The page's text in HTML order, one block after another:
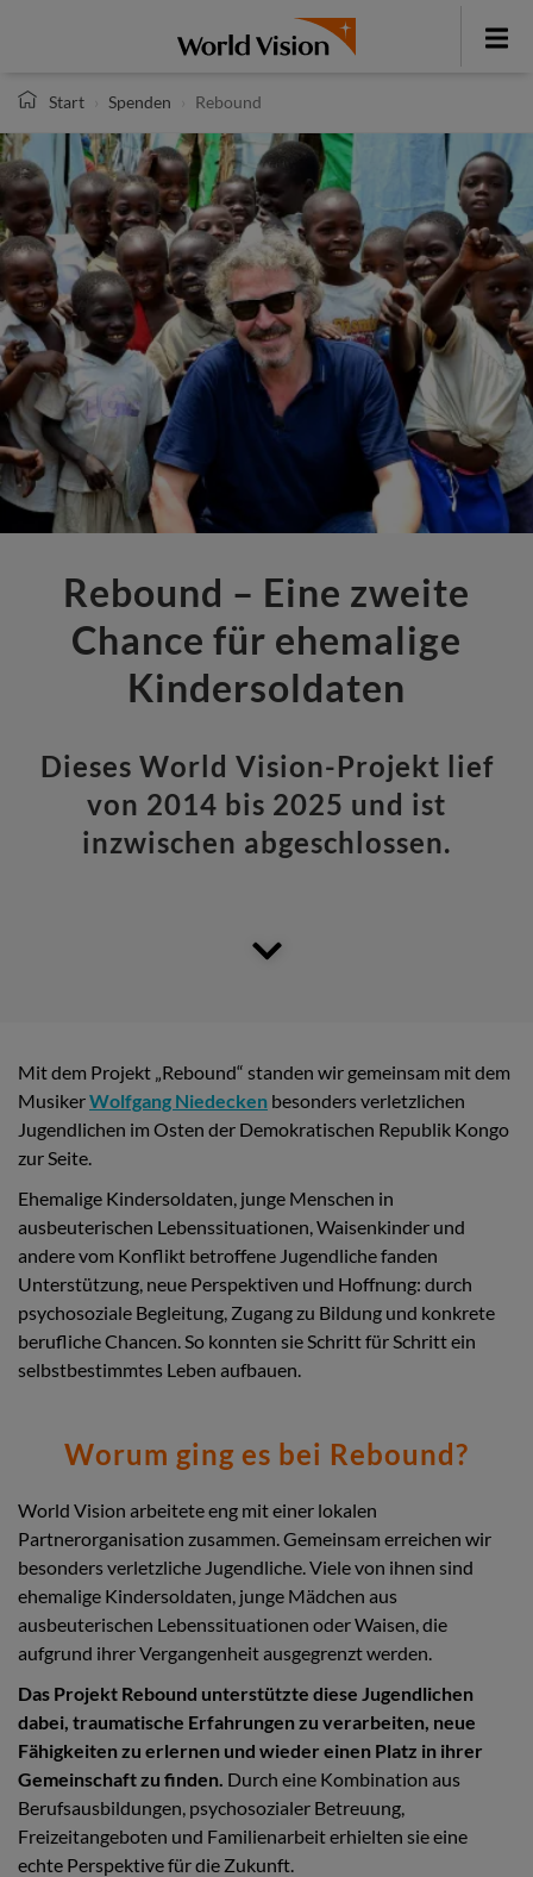
Toggle
Start
Spenden Rebound
Rebound – Eine zweite
Chance für ehemalige
Kindersoldaten
Dieses World Vision-Projekt lief
von 2014 bis 2025 und ist
inzwischen abgeschlossen.
Mit dem Projekt „Rebound“ standen wir gemeinsam mit dem
MusikerWolfgang Niedecken besonders verletzlichen
Jugendlichen im Osten der Demokratischen Republik Kongo
zur Seite.
Ehemalige Kindersoldaten, junge Menschen in
ausbeuterischen Lebenssituationen, Waisenkinder und
andere vom Konflikt betroffene Jugendliche fanden
Unterstützung, neue Perspektiven und Hoffnung: durch
psychosoziale Begleitung, Zugang zu Bildung und konkrete
berufliche Chancen. So konnten sie Schritt für Schritt ein
selbstbestimmtes Leben aufbauen.
Worum ging es bei Rebound?
World Vision arbeitete eng mit einer lokalen
Partnerorganisation zusammen. Gemeinsam erreichen wir
besonders verletzliche Jugendliche. Viele von ihnen sind
ehemalige Kindersoldaten, junge Mädchen aus
ausbeuterischen Lebenssituationen oder Waisen, die
aufgrund ihrer Vergangenheit ausgegrenzt werden.
Das Projekt Rebound unterstützte diese Jugendlichen
dabei, traumatische Erfahrungen zu verarbeiten, neue
Fähigkeiten zu erlernen und wieder einen Platz in ihrer
Gemeinschaft zu finden. Durch eine Kombination aus
Berufsausbildungen, psychosozialer Betreuung,
Freizeitangeboten und Familienarbeit erhielten sie eine
echte Perspektive für die Zukunft.